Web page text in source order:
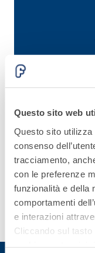
Questo sito web
Questo sito
consenso
tracciamento,
con le preferenze
funzionalità e della
comportamenti
e interazioni
Cliccando sul tasto